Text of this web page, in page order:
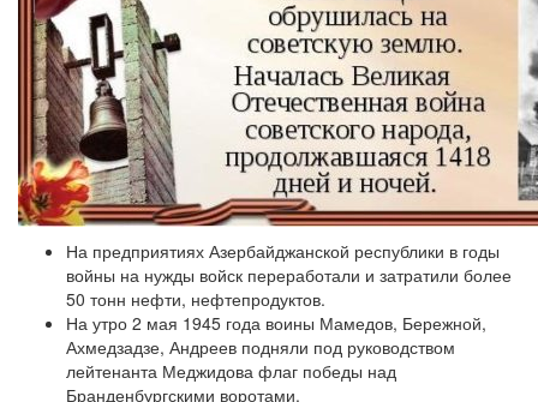
На предприятиях Азербайджанской республики в годы
войны на нужды войск переработали и затратили более
50 тонн нефти, нефтепродуктов.
На утро 2 мая 1945 года воины Мамедов, Бережной,
Ахмедзадзе, Андреев подняли под руководством
лейтенанта Меджидова флаг победы над
Бранденбургскими воротами.